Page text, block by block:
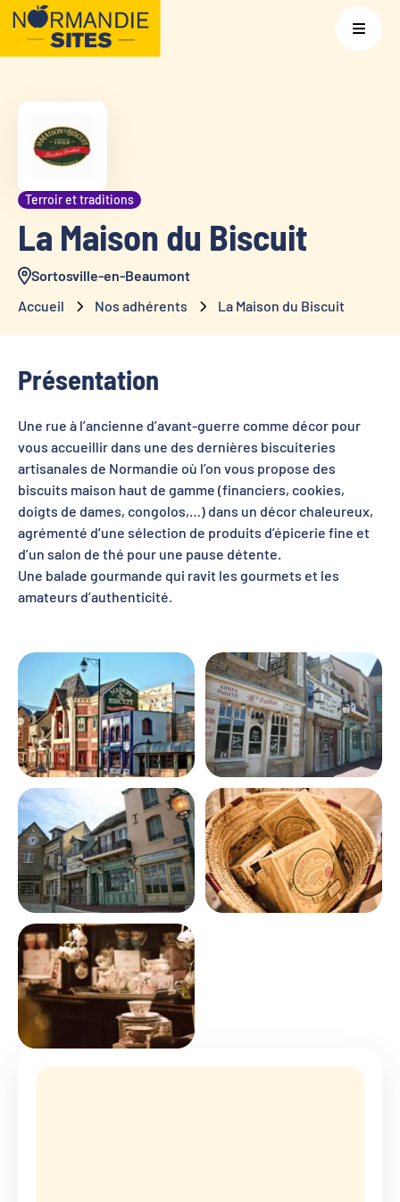
Terroir et traditions
La Maison du Biscuit
Sortosville-en-Beaumont
Accueil
Nos adhérents La Maison du Biscuit
Présentation
Une rue à l’ancienne d’avant-guerre comme décor pour
vous accueillir dans une des dernières biscuiteries
artisanales de Normandie où l’on vous propose des
biscuits maison haut de gamme (financiers, cookies,
doigts de dames, congolos,…) dans un décor chaleureux,
agrémenté d’une sélection de produits d’épicerie fine et
d’un salon de thé pour une pause détente.
Une balade gourmande qui ravit les gourmets et les
amateurs d’authenticité.